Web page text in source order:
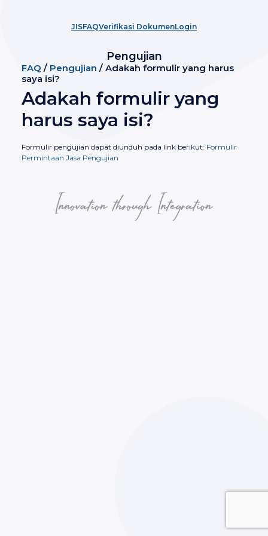
JISFAQVerifikasi DokumenLogin
Pengujian
FAQ / Pengujian / Adakah formulir yang harus
saya isi?
Adakah formulir yang
harus saya isi?
Formulir pengujian dapat diunduh pada link berikut: Formulir
Permintaan Jasa Pengujian